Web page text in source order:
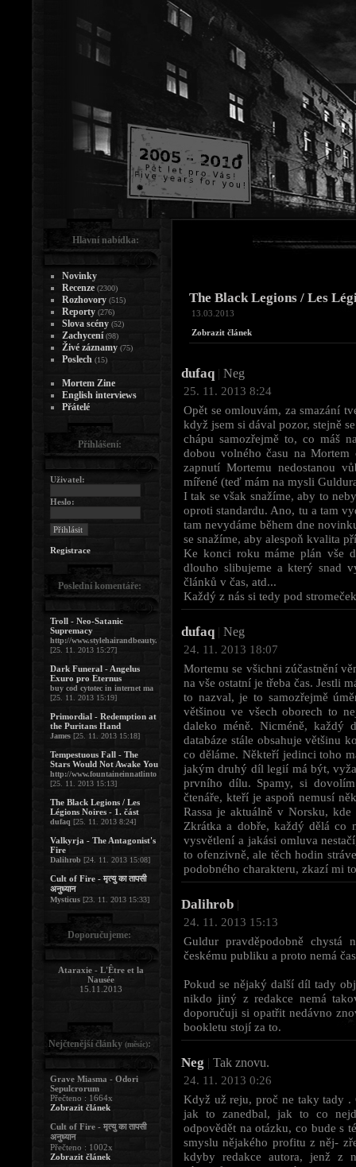
The Black Legions / Les
13.03.2013
Zobrazit článek
dufaq | Neg
25. 11. 2013 8:24
Opět se omlouvám, za smazání
když jsem si dával pozor, stejně
chápu samozřejmě to, co máš
dobou volného času na
zapnutí Mortemu nedostanou
mířené (teď mám na mysli
I tak se však snažíme, aby to
oproti standardu. Ano, tu a tam
tam nevydáme během dne
se snažíme, aby alespoň kvalita
Ke konci roku máme plán vše
dlouho slibujeme a který snad
článků v čas, atd...
Každý z nás si tedy pod
dufaq | Neg
24. 11. 2013 18:07
Mortemu se všichni zúčastnění
na vše ostatní je třeba čas. Jestli
to nazval, je to samozřejmě
většinou ve všech oborech to
daleko méně. Nicméně, každý
databáze stále obsahuje většinu
co děláme. Někteří jedinci toho
jakým druhý díl legií má být,
prvního dílu. Spamy, si
čtenáře, kteří je aspoň nemusí
Rassa je aktuálně v Norsku,
Zkrátka a dobře, každý dělá
vysvětlení a jakási omluva
to ofenzivně, ale těch hodin
podobného charakteru, zkazí mi
Dalihrob |
24. 11. 2013 15:13
Guldur pravděpodobně chystá
českému publiku a proto nemá
Pokud se nějaký další díl tady
nikdo jiný z redakce nemá
doporučuji si opatřit nedávno
bookletu stojí za to.
Neg | Tak znovu.
24. 11. 2013 0:26
Když už reju, proč ne taky tady .
jak to zanedbal, jak to co
odpovědět na otázku, co bude s
smyslu nějakého profitu z něj-
kdyby redakce autora, jenž z
Hlavní nabídka:
Novinky
Recenze (2300)
Rozhovory (515)
Reporty (276)
Slova scény (52)
Zachycení (98)
Živé záznamy (75)
Poslech (15)
Mortem Zine
English interviews
Přátelé
Přihlášení:
Uživatel:
Heslo:
Registrace
Poslední komentáře:
Troll - Neo-Satanic
Supremacy
http://www.stylehairandbeauty.
[25. 11. 2013 15:27]
Dark Funeral - Angelus
Exuro pro Eternus
buy cod cytotec in internet ma
[25. 11. 2013 15:19]
Primordial - Redemption at
the Puritans Hand
James [25. 11. 2013 15:18]
Tempestuous Fall - The
Stars Would Not Awake You
http://www.fountaineinnatlinto
[25. 11. 2013 15:13]
The Black Legions / Les
Légions Noires - 1. část
dufaq [25. 11. 2013 8:24]
Valkyrja - The Antagonist's
Fire
Dalihrob [24. 11. 2013 15:08]
Cult of Fire - मृत्यु का तापसी
अनुध्यान
Mysticus [23. 11. 2013 15:33]
Doporučujeme:
Ataraxie - L'Être et la
Nausée
15.11.2013
Nejčtenější články (měsíc):
Grave Miasma - Odori
Sepulcrorum
Přečteno : 1664x
Zobrazit článek
Cult of Fire - मृत्यु का तापसी
अनुध्यान
Přečteno : 1002x
Zobrazit článek